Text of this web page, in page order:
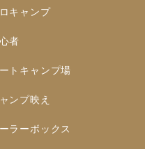
キャンプ
者
トキャンプ場
ンプ映え
ラーボックス